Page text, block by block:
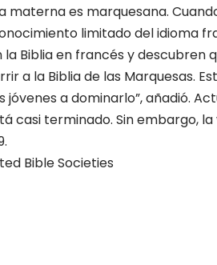
materna es marquesana.
limitado del idioma
la Biblia en francés y
a la Biblia de las Marquesas.
jóvenes a dominarlo”, añadió.
casi terminado. Sin embargo,
Bible Societies